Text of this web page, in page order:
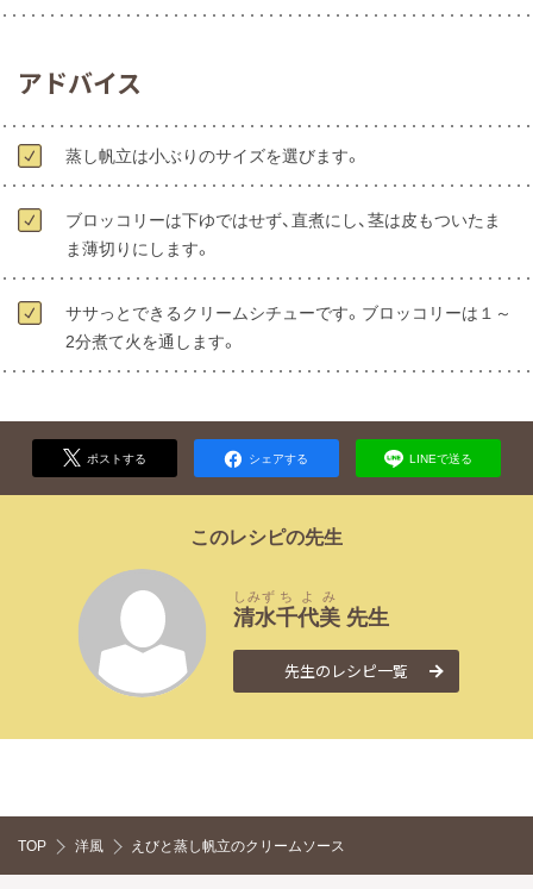
アドバイス
蒸し帆立は小ぶりのサイズを選びます。
ブロッコリーは下ゆではせず、直煮にし、茎は皮もついたま
ま薄切りにします。
ササっとできるクリームシチューです。ブロッコリーは１～
2分煮て火を通します。
ポストする シェアする LINEで送る
このレシピの先生
清水
しみず
千代美
ちよみ
先生
先生のレシピ一覧
TOP 洋風 えびと蒸し帆立のクリームソース